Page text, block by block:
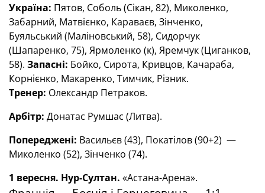
Україна: Пятов, Соболь (Сікан, 82), Миколенко,
Забарний, Матвієнко, Караваєв, Зінченко,
Буяльський (Маліновський, 58), Сидорчук
(Шапаренко, 75), Ярмоленко (к), Яремчук (Циганков,
58). Запасні: Бойко, Сирота, Кривцов, Качараба,
Корнієнко, Макаренко, Тимчик, Різник.
Тренер: Олександр Петраков.
Арбітр: Донатас Румшас (Литва).
Попереджені: Васильєв (43), Покатілов (90+2) —
Миколенко (52), Зінченко (74).
1 вересня. Нур-Султан. «Астана-Арена».